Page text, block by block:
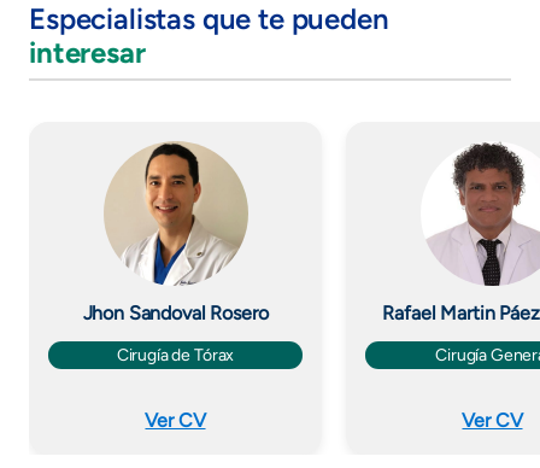
Especialistas que te pueden
interesar
Imagen
Jhon Sandoval Rosero
Cirugía de Tórax
Ver CV
Imagen
Rafael Martin
Cirugía
Ver CV